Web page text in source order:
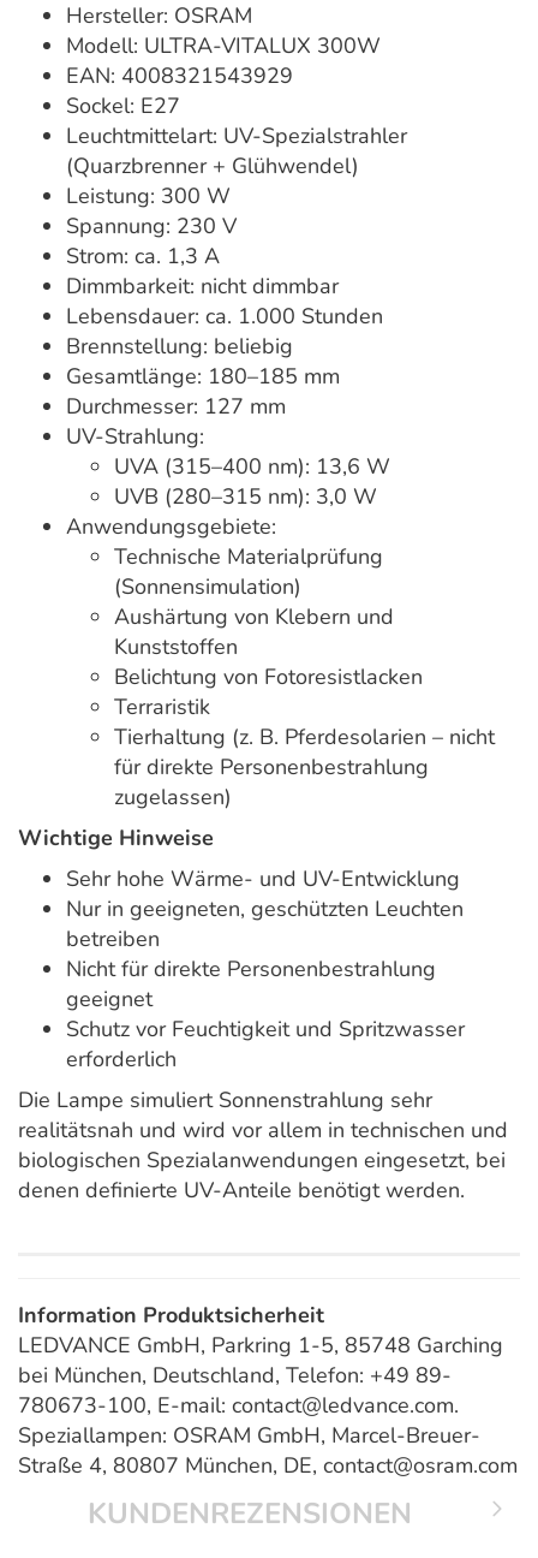
Hersteller: OSRAM
Modell: ULTRA-VITALUX 300W
EAN: 4008321543929
Sockel: E27
Leuchtmittelart: UV-Spezialstrahler
(Quarzbrenner + Glühwendel)
Leistung: 300 W
Spannung: 230 V
Strom: ca. 1,3 A
Dimmbarkeit: nicht dimmbar
Lebensdauer: ca. 1.000 Stunden
Brennstellung: beliebig
Gesamtlänge: 180–185 mm
Durchmesser: 127 mm
UV-Strahlung:
UVA (315–400 nm): 13,6 W
UVB (280–315 nm): 3,0 W
Anwendungsgebiete:
Technische Materialprüfung
(Sonnensimulation)
Aushärtung von Klebern und
Kunststoffen
Belichtung von Fotoresistlacken
Terraristik
Tierhaltung (z. B. Pferdesolarien – nicht
für direkte Personenbestrahlung
zugelassen)
Wichtige Hinweise
Sehr hohe Wärme- und UV-Entwicklung
Nur in geeigneten, geschützten Leuchten
betreiben
Nicht für direkte Personenbestrahlung
geeignet
Schutz vor Feuchtigkeit und Spritzwasser
erforderlich
Die Lampe simuliert Sonnenstrahlung sehr
realitätsnah und wird vor allem in technischen und
biologischen Spezialanwendungen eingesetzt, bei
denen definierte UV-Anteile benötigt werden.
Information Produktsicherheit
LEDVANCE GmbH, Parkring 1-5, 85748 Garching
bei München, Deutschland, Telefon: +49 89-
780673-100, E-mail: contact@ledvance.com.
Speziallampen: OSRAM GmbH, Marcel-Breuer-
Straße 4, 80807 München, DE, contact@osram.com
KUNDENREZENSIONEN